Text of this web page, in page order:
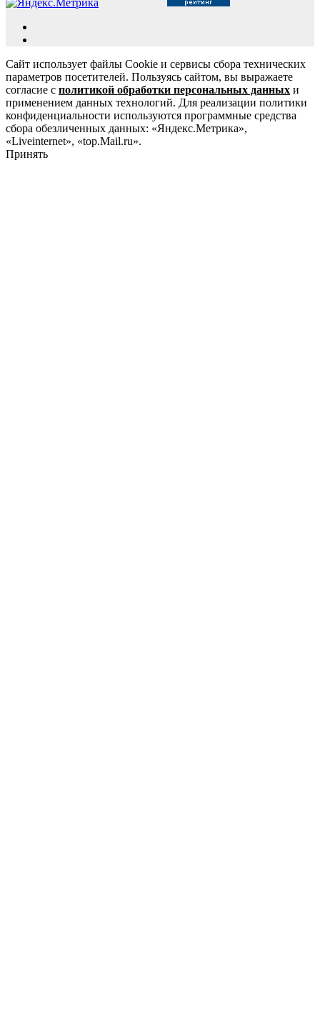
Сайт использует файлы Cookie и сервисы сбора технических
параметров посетителей. Пользуясь сайтом, вы выражаете
согласие с политикой обработки персональных данных и
применением данных технологий. Для реализации политики
конфиденциальности используются программные средства
сбора обезличенных данных: «Яндекс.Метрика»,
«Liveinternet», «top.Mail.ru».
Принять